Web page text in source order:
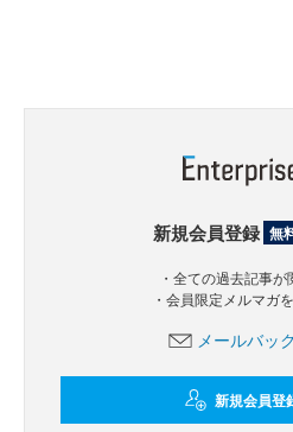
新規会員登録 無
・全ての過去記事
・会員限定メルマガ
メールバッ
新規会員登